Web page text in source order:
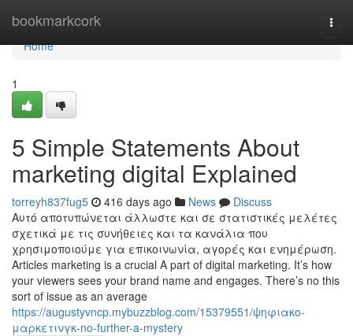
bookmarkcork
Home
Home
1
5 Simple Statements About
marketing digital Explained
torreyh837fug5 416 days ago News
Discuss
Αυτό αποτυπώνεται άλλωστε και σε στατιστικές μελέτες
σχετικά με τις συνήθειες και τα κανάλια που
χρησιμοποιούμε για επικοινωνία, αγορές και ενημέρωση.
Articles marketing is a crucial A part of digital marketing. It’s how
your viewers sees your brand name and engages. There’s no this
sort of issue as an average
https://augustyvncp.mybuzzblog.com/15379551/ψηφιακο-
μαρκετινγκ-no-further-a-mystery